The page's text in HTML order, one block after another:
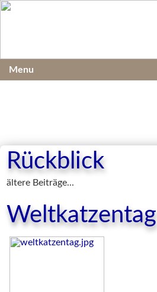
Rückblick
ältere Beiträge...
Weltkatzentag
Menu